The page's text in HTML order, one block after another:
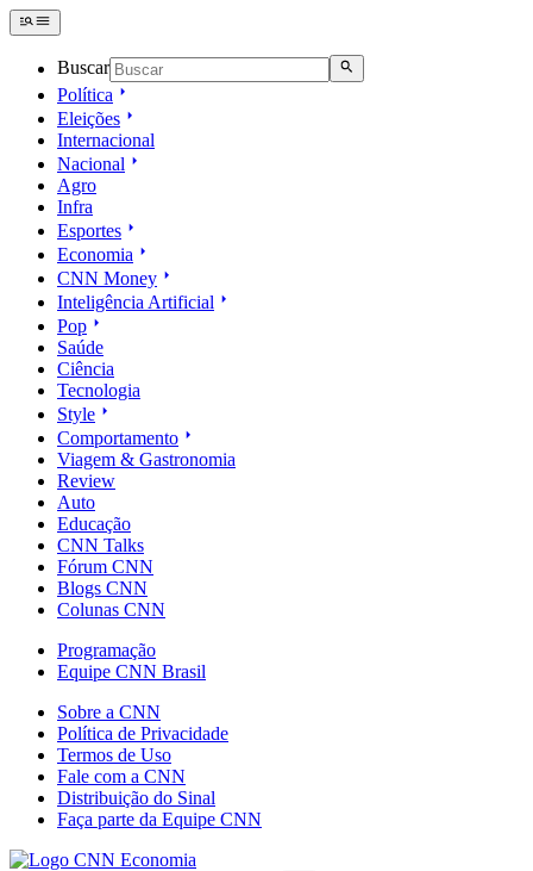
Buscar
Política
Eleições
Internacional
Nacional
Agro
Infra
Esportes
Economia
CNN Money
Inteligência Artificial
Pop
Saúde
Ciência
Tecnologia
Style
Comportamento
Viagem & Gastronomia
Review
Auto
Educação
CNN Talks
Fórum CNN
Blogs CNN
Colunas CNN
Programação
Equipe CNN Brasil
Sobre a CNN
Política de Privacidade
Termos de Uso
Fale com a CNN
Distribuição do Sinal
Faça parte da Equipe CNN